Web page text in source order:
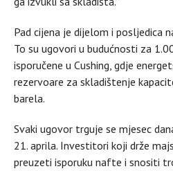
Pad cijena je dijelom i posljedica
To su ugovori u budućnosti za
isporučene u Cushing, gdje
rezervoare za skladištenje
barela.
Svaki ugovor trguje se mjesec
21. aprila. Investitori koji drže
preuzeti isporuku nafte i snositi